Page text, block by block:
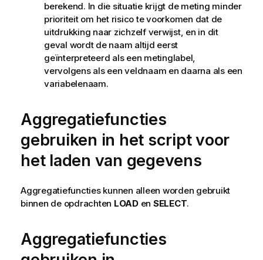
berekend. In die situatie krijgt de meting minder
prioriteit om het risico te voorkomen dat de
uitdrukking naar zichzelf verwijst, en in dit
geval wordt de naam altijd eerst
geïnterpreteerd als een metinglabel,
vervolgens als een veldnaam en daarna als een
variabelenaam.
Aggregatiefuncties
gebruiken in het script voor
het laden van gegevens
Aggregatiefuncties kunnen alleen worden gebruikt
binnen de opdrachten LOAD en SELECT.
Aggregatiefuncties